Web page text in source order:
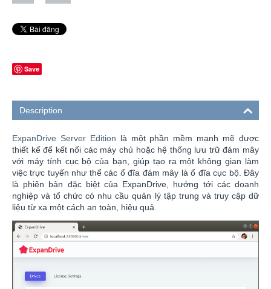
Save
Description
ExpanDrive Server Edition là một phần mềm mạnh mẽ được
thiết kế để kết nối các máy chủ hoặc hệ thống lưu trữ đám mây
với máy tính cục bộ của bạn, giúp tạo ra một không gian làm
việc trực tuyến như thể các ổ đĩa đám mây là ổ đĩa cục bộ. Đây
là phiên bản đặc biệt của ExpanDrive, hướng tới các doanh
nghiệp và tổ chức có nhu cầu quản lý tập trung và truy cập dữ
liệu từ xa một cách an toàn, hiệu quả.